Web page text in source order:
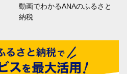
動画でわかるANAのふるさと
納税